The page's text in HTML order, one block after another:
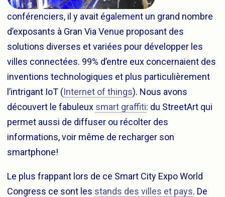
conférenciers, il y avait également un grand nombre
d’exposants à Gran Via Venue proposant des
solutions diverses et variées pour développer les
villes connectées. 99% d’entre eux concernaient des
inventions technologiques et plus particulièrement
l’intrigant IoT (Internet of things). Nous avons
découvert le fabuleux smart graffiti: du StreetArt qui
permet aussi de diffuser ou récolter des
informations, voir même de recharger son
smartphone!
Le plus frappant lors de ce Smart City Expo World
Congress ce sont les stands des villes et pays. De